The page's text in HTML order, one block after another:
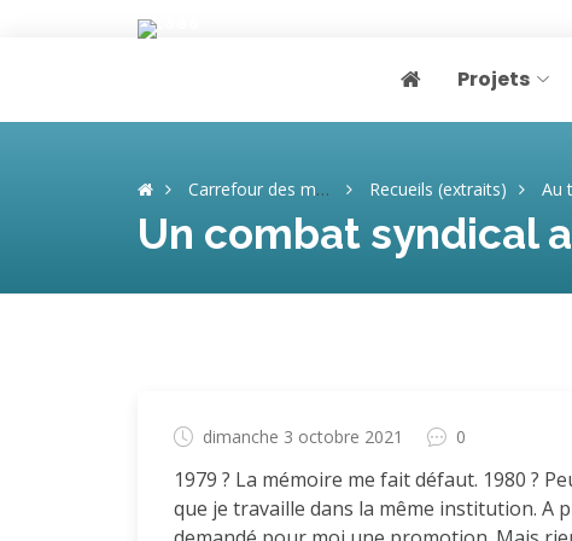
Page home
Projets
Carrefour des mémoires Recueils (extraits) Au
Un combat syndical
dimanche 3 octobre 2021 0
1979 ? La mémoire me fait défaut. 1980 ?
que je travaille dans la même institution. A